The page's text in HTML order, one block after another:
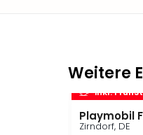
Weitere
inkl.
Playmobil
Zirndorf, DE